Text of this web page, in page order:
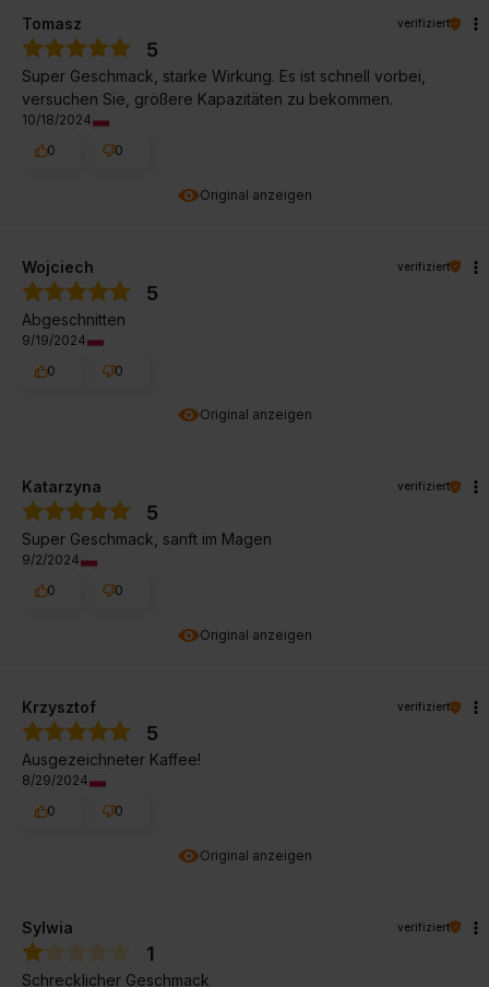
Original anzeigen
Tomasz verifiziert
5
Super Geschmack, starke Wirkung. Es ist schnell vorbei,
versuchen Sie, größere Kapazitäten zu bekommen.
10/18/2024
0
0
Original anzeigen
Wojciech verifiziert
5
Abgeschnitten
9/19/2024
0
0
Original anzeigen
Katarzyna verifiziert
5
Super Geschmack, sanft im Magen
9/2/2024
0
0
Original anzeigen
Krzysztof verifiziert
5
Ausgezeichneter Kaffee!
8/29/2024
0
0
Sylwia verifiziert
1
Schrecklicher Geschmack